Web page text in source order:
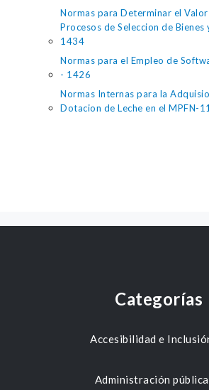
Normas para Determinar el
Procesos de Seleccion de Bienes
1434
Normas para el Empleo de
- 1426
Normas Internas para la
Dotacion de Leche en el MPFN-
Categorías
Accesibilidad e
Administración pública